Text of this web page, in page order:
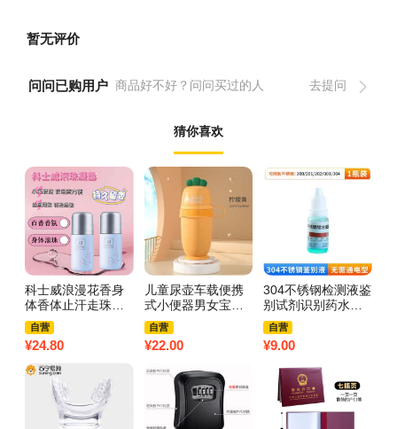
暂无评价
问问已购用户 商品好不好？问问买过的人 去提问
猜你喜欢
科士威浪漫花香身
体香体止汗走珠滚
珠抑汗露除异味腋
下去汗味3759A
【2支装】浪漫玫瑰
自营
¥24.80
儿童尿壶车载便携
式小便器男女宝宝
通用马桶外出旅行
车用尿尿神器3759
Z 柠檬黄
自营
¥22.00
304不锈钢检测液鉴
别试剂识别药水锰
含量316测试鉴定剂
甲醛不绣钢3759Z
不锈钢检测液1瓶
【无需通电】
自营
¥9.00